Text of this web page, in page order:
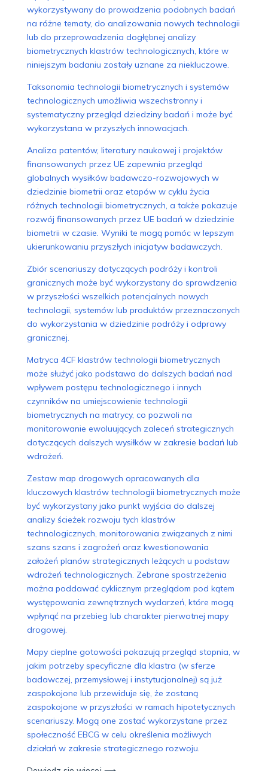
wykorzystywany do prowadzenia podobnych badań
na różne tematy, do analizowania nowych technologii
lub do przeprowadzenia dogłębnej analizy
biometrycznych klastrów technologicznych, które w
niniejszym badaniu zostały uznane za niekluczowe.
Taksonomia technologii biometrycznych i systemów
technologicznych umożliwia wszechstronny i
systematyczny przegląd dziedziny badań i może być
wykorzystana w przyszłych innowacjach.
Analiza patentów, literatury naukowej i projektów
finansowanych przez UE zapewnia przegląd
globalnych wysiłków badawczo-rozwojowych w
dziedzinie biometrii oraz etapów w cyklu życia
różnych technologii biometrycznych, a także pokazuje
rozwój finansowanych przez UE badań w dziedzinie
biometrii w czasie. Wyniki te mogą pomóc w lepszym
ukierunkowaniu przyszłych inicjatyw badawczych.
Zbiór scenariuszy dotyczących podróży i kontroli
granicznych może być wykorzystany do sprawdzenia
w przyszłości wszelkich potencjalnych nowych
technologii, systemów lub produktów przeznaczonych
do wykorzystania w dziedzinie podróży i odprawy
granicznej.
Matryca 4CF klastrów technologii biometrycznych
może służyć jako podstawa do dalszych badań nad
wpływem postępu technologicznego i innych
czynników na umiejscowienie technologii
biometrycznych na matrycy, co pozwoli na
monitorowanie ewoluujących zaleceń strategicznych
dotyczących dalszych wysiłków w zakresie badań lub
wdrożeń.
Zestaw map drogowych opracowanych dla
kluczowych klastrów technologii biometrycznych może
być wykorzystany jako punkt wyjścia do dalszej
analizy ścieżek rozwoju tych klastrów
technologicznych, monitorowania związanych z nimi
szans szans i zagrożeń oraz kwestionowania
założeń planów strategicznych leżących u podstaw
wdrożeń technologicznych. Zebrane spostrzeżenia
można poddawać cyklicznym przeglądom pod kątem
występowania zewnętrznych wydarzeń, które mogą
wpłynąć na przebieg lub charakter pierwotnej mapy
drogowej.
Mapy cieplne gotowości pokazują przegląd stopnia, w
jakim potrzeby specyficzne dla klastra (w sferze
badawczej, przemysłowej i instytucjonalnej) są już
zaspokojone lub przewiduje się, że zostaną
zaspokojone w przyszłości w ramach hipotetycznych
scenariuszy. Mogą one zostać wykorzystane przez
społeczność EBCG w celu określenia możliwych
działań w zakresie strategicznego rozwoju.